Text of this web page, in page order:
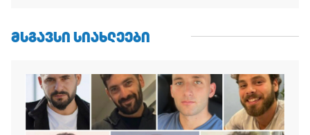
ᲛᲡᲒᲐᲕᲡᲘ ᲡᲘᲐᲮᲚᲔᲔᲑᲘ